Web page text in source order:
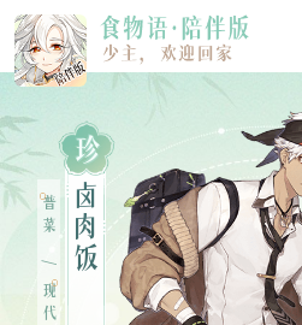
首页
空桑
珍
卤
肉
饭
普菜
/
现代